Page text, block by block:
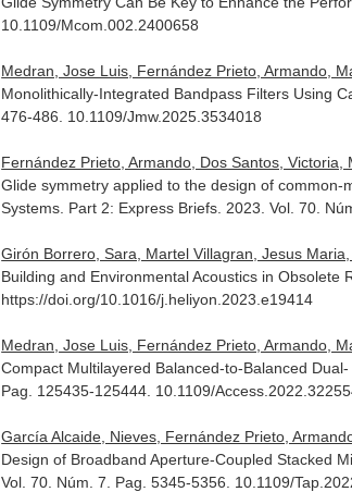
10.1109/Mcom.002.2400658
Medran, Jose Luis, Fernández Prieto, Armando,
Monolithically-Integrated Bandpass Filters Using
476-486. 10.1109/Jmw.2025.3534018
Fernández Prieto, Armando, Dos Santos,
Glide symmetry applied to the design of
Systems. Part 2: Express Briefs . 2023. Vol. 70.
Girón Borrero, Sara, Martel Villagran, Jesus
Building and Environmental Acoustics in Obsolete
https://doi.org/10.1016/j.heliyon.2023.e19414
Medran, Jose Luis, Fernández Prieto, Armando,
Compact Multilayered Balanced-to-Balanced
Pag. 125435-125444. 10.1109/
García Alcaide, Nieves, Fernández Prieto,
Design of Broadband Aperture-Coupled Stacked
Vol. 70. Núm. 7. Pag. 5345-5356. 10.1109/